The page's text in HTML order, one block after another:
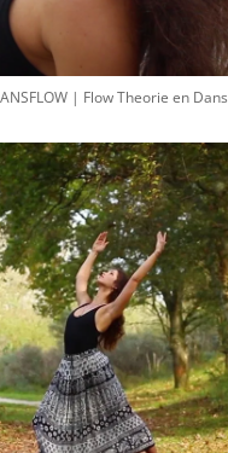
| Flow Theorie en Dans